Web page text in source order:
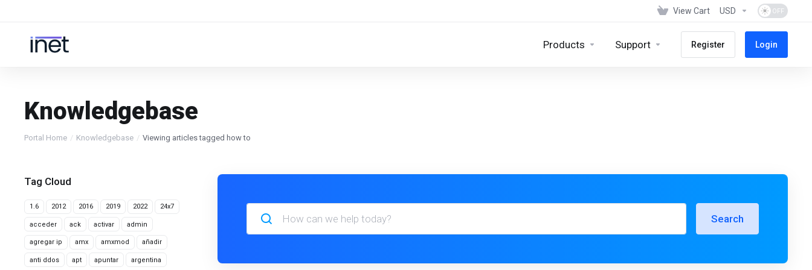
View Cart USD
Products Support Register Login
Knowledgebase
Portal Home Knowledgebase Viewing articles tagged how to
Tag Cloud
1.6 2012 2016 2019 2022 24x7
acceder ack activar admin
agregar ip amx amxmod añadir
anti ddos apt apuntar argentina
Search